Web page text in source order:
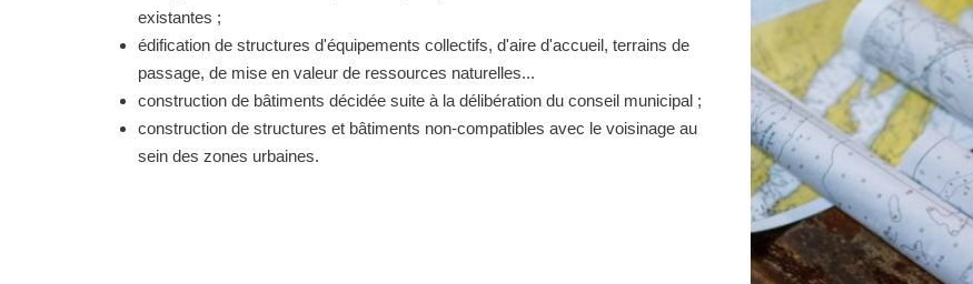
existantes ;
édification de structures d'équipements collectifs, d'aire d'accueil, terrains de
passage, de mise en valeur de ressources naturelles...
construction de bâtiments décidée suite à la délibération du conseil municipal ;
construction de structures et bâtiments non-compatibles avec le voisinage au
sein des zones urbaines.